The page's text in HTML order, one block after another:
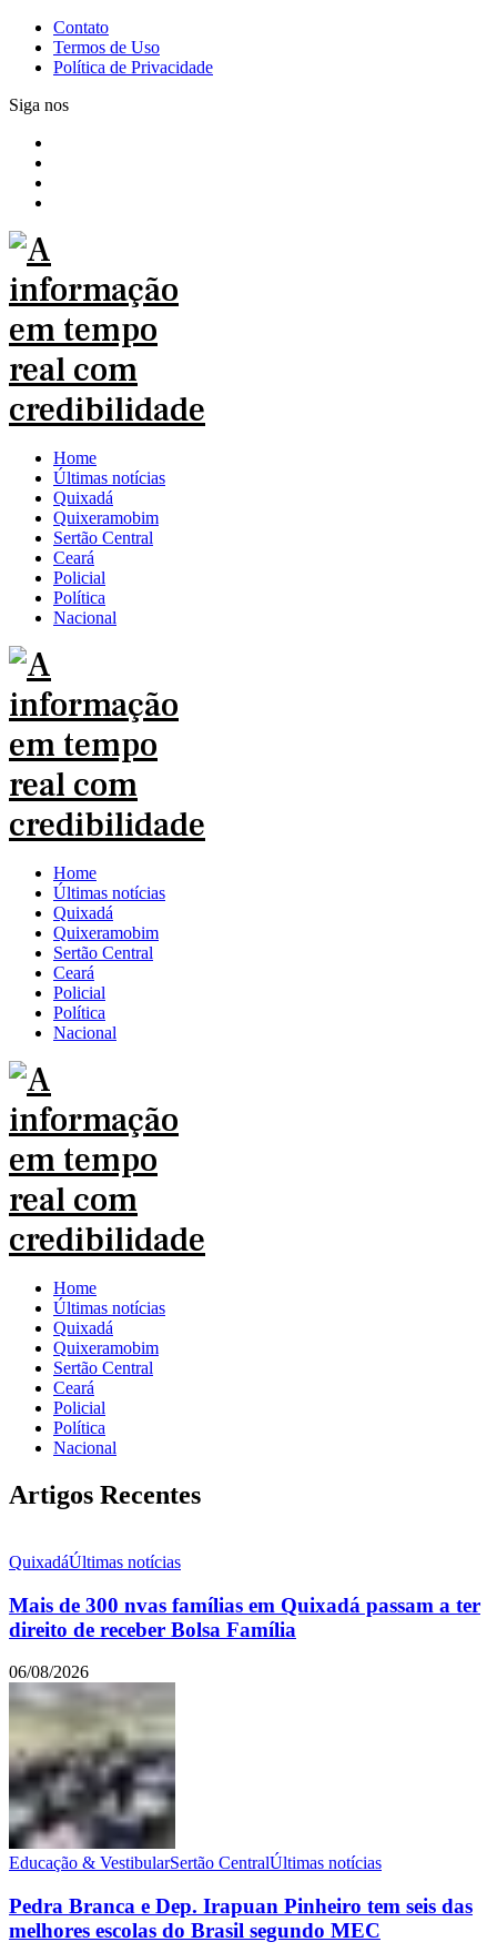
Contato
Termos de Uso
Política de Privacidade
Siga nos
Home
Últimas notícias
Quixadá
Quixeramobim
Sertão Central
Ceará
Policial
Política
Nacional
Home
Últimas notícias
Quixadá
Quixeramobim
Sertão Central
Ceará
Policial
Política
Nacional
Home
Últimas notícias
Quixadá
Quixeramobim
Sertão Central
Ceará
Policial
Política
Nacional
Artigos Recentes
QuixadáÚltimas notícias
Mais de 300 nvas famílias em Quixadá passam a ter
direito de receber Bolsa Família
06/08/2026
Educação & VestibularSertão CentralÚltimas notícias
Pedra Branca e Dep. Irapuan Pinheiro tem seis das
melhores escolas do Brasil segundo MEC